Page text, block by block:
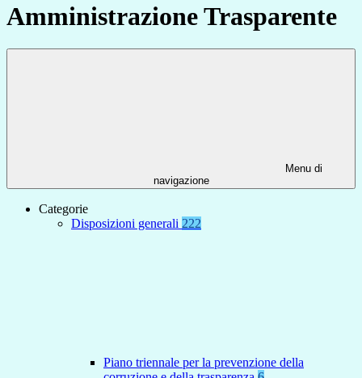
Amministrazione Trasparente
Menu di
navigazione
Categorie
Disposizioni generali 222
Piano triennale per la prevenzione della